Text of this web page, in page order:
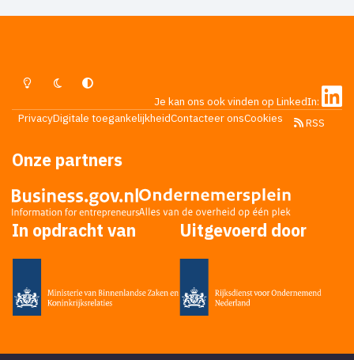
Lichte ModusDonkere ModusSysteemvoorkeur
Je kan ons ook vinden op LinkedIn:
PrivacyDigitale toegankelijkheidContacteer onsCookies RSS
Onze partners
In opdracht van Uitgevoerd door